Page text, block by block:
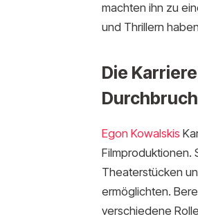
machten ihn zu
und Thrillern
Die
Durchbruch
Egon Kowalskis
Filmproduktionen.
Theaterstücken
ermöglichten.
verschiedene